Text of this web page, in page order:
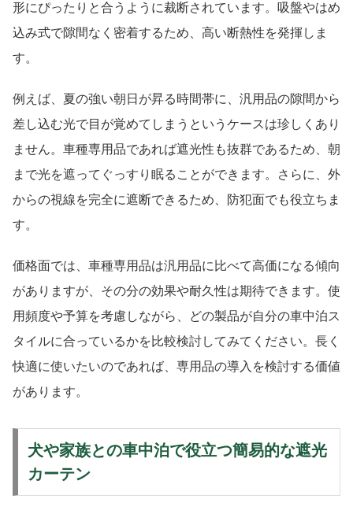
形にぴったりと合うように裁断されています。吸盤やはめ
込み式で隙間なく密着するため、高い断熱性を発揮しま
す。
例えば、夏の強い朝日が昇る時間帯に、汎用品の隙間から
差し込む光で目が覚めてしまうというケースは珍しくあり
ません。車種専用品であれば遮光性も抜群であるため、朝
まで光を遮ってぐっすり眠ることができます。さらに、外
からの視線を完全に遮断できるため、防犯面でも役立ちま
す。
価格面では、車種専用品は汎用品に比べて高価になる傾向
がありますが、その分の効果や耐久性は期待できます。使
用頻度や予算を考慮しながら、どの製品が自分の車中泊ス
タイルに合っているかを比較検討してみてください。長く
快適に使いたいのであれば、専用品の導入を検討する価値
があります。
犬や家族との車中泊で役立つ簡易的な遮光
カーテン